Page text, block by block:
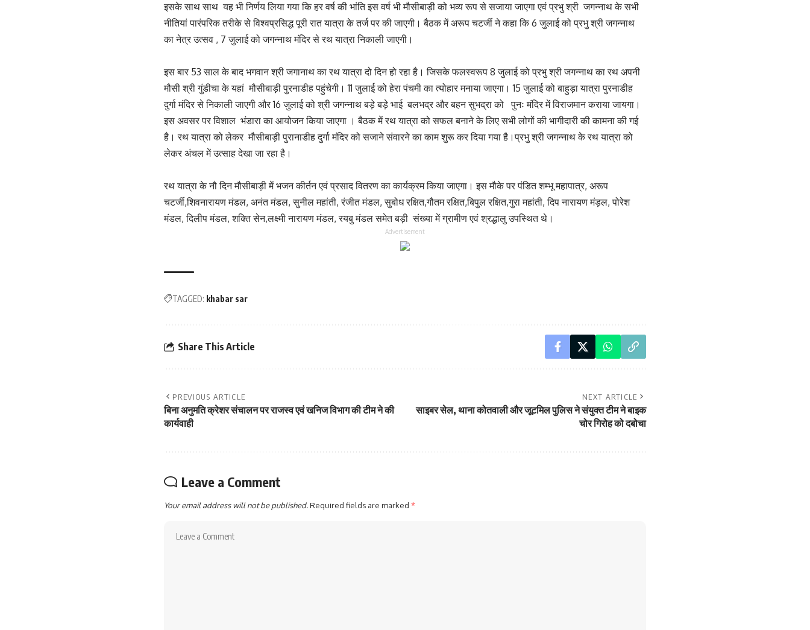
इसके साथ साथ यह भी निर्णय लिया गया कि हर वर्ष की भांति इस वर्ष भी मौसीबाड़ी को भव्य रूप से सजाया जाएगा एवं प्रभु श्री जगन्नाथ के सभी
नीतियां पारंपरिक तरीके से विश्वप्रसिद्ध पूरी रात यात्रा के तर्ज पर की जाएगी। बैठक में अरूप चटर्जी ने कहा कि 6 जुलाई को प्रभु श्री जगन्नाथ
का नेत्र उत्सव , 7 जुलाई को जगन्नाथ मंदिर से रथ यात्रा निकाली जाएगी।
इस बार 53 साल के बाद भगवान श्री जगानाथ का रथ यात्रा दो दिन हो रहा है। जिसके फलस्वरूप 8 जुलाई को प्रभु श्री जगन्नाथ का रथ अपनी
मौसी श्री गुंडीचा के यहां मौसीबाड़ी पुरनाडीह पहुंचेगी। 11 जुलाई को हेरा पंचमी का त्योहार मनाया जाएगा। 15 जुलाई को बाहुड़ा यात्रा पुरनाडीह
दुर्गा मंदिर से निकाली जाएगी और 16 जुलाई को श्री जगन्नाथ बड़े बड़े भाई बलभद्र और बहन सुभद्रा को पुनः मंदिर में विराजमान कराया जायगा।
इस अवसर पर विशाल भंडारा का आयोजन किया जाएगा । बैठक में रथ यात्रा को सफल बनाने के लिए सभी लोगों की भागीदारी की कामना की गई
है। रथ यात्रा को लेकर मौसीबाड़ी पुरानाडीह दुर्गा मंदिर को सजाने संवारने का काम शुरू कर दिया गया है।प्रभु श्री जगन्नाथ के रथ यात्रा को
लेकर अंचल में उत्साह देखा जा रहा है।
रथ यात्रा के नौ दिन मौसीबाड़ी में भजन कीर्तन एवं प्रसाद वितरण का कार्यक्रम किया जाएगा। इस मौके पर पंडित शम्भू महापात्र, अरूप
चटर्जी,शिवनारायण मंडल, अनंत मंडल, सुनील महांती, रंजीत मंडल, सुबोध रक्षित,गौतम रक्षित,बिपुल रक्षित,गुरा महांती, दिप नारायण मंड़ल, पोरेश
मंडल, दिलीप मंडल, शक्ति सेन,लक्ष्मी नारायण मंडल, रयबु मंडल समेत बड़ी संख्या में ग्रामीण एवं श्रद्धालु उपस्थित थे।
Advertisement
TAGGED: khabar sar
Share This Article
PREVIOUS ARTICLE
बिना अनुमति क्रेशर संचालन पर राजस्व एवं खनिज विभाग की टीम ने की
कार्यवाही
NEXT ARTICLE
साइबर सेल, थाना कोतवाली और जूटमिल पुलिस ने संयुक्त टीम ने बाइक
चोर गिरोह को दबोचा
Leave a Comment
Your email address will not be published.Required fields are marked *